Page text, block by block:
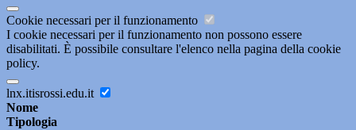
Cookie necessari per il funzionamento
I cookie necessari per il funzionamento non possono essere
disabilitati. È possibile consultare l'elenco nella pagina della cookie
policy.
lnx.itisrossi.edu.it
Nome
Tipologia